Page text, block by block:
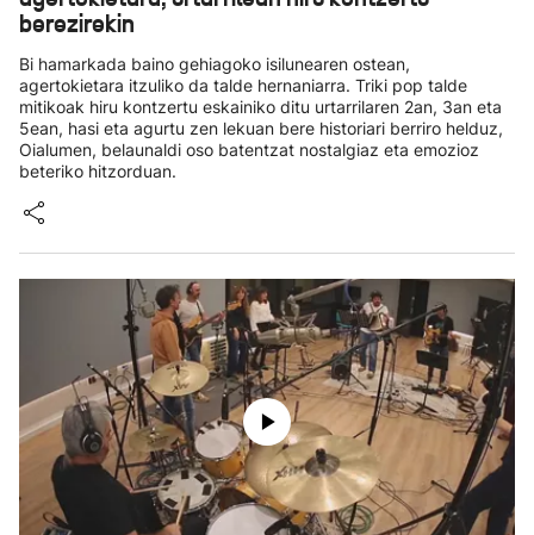
berezirekin
Bi hamarkada baino gehiagoko isilunearen ostean,
agertokietara itzuliko da talde hernaniarra. Triki pop talde
mitikoak hiru kontzertu eskainiko ditu urtarrilaren 2an, 3an eta
5ean, hasi eta agurtu zen lekuan bere historiari berriro helduz,
Oialumen, belaunaldi oso batentzat nostalgiaz eta emozioz
beteriko hitzorduan.